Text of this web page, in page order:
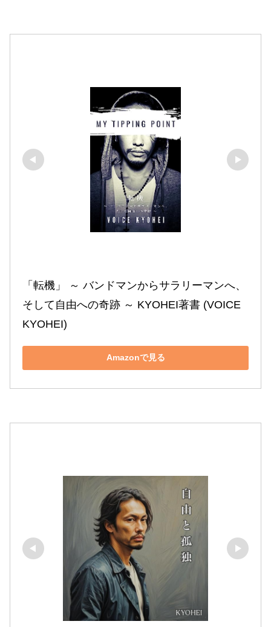
「転機」 ～ バンドマンからサラリーマンへ、
そして自由への奇跡 ～ KYOHEI著書 (VOICE
KYOHEI)
Amazonで見る